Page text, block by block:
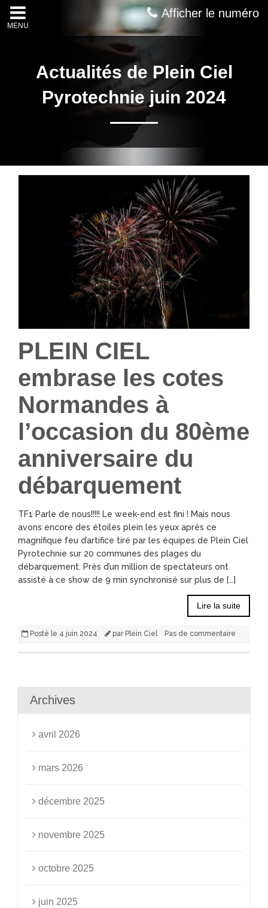
MENU
Afficher le numéro
Actualités de Plein Ciel
Pyrotechnie juin 2024
PLEIN CIEL
embrase les cotes
Normandes à
l’occasion du 80ème
anniversaire du
débarquement
TF1 Parle de nous!!!!! Le week-end est fini ! Mais nous
avons encore des étoiles plein les yeux après ce
magnifique feu d’artifice tiré par les équipes de Plein Ciel
Pyrotechnie sur 20 communes des plages du
débarquement. Près d’un million de spectateurs ont
assisté à ce show de 9 min synchronisé sur plus de […]
Lire la suite
Posté le 4 juin 2024 par Plein Ciel Pas de commentaire
Archives
avril 2026
mars 2026
décembre 2025
novembre 2025
octobre 2025
juin 2025